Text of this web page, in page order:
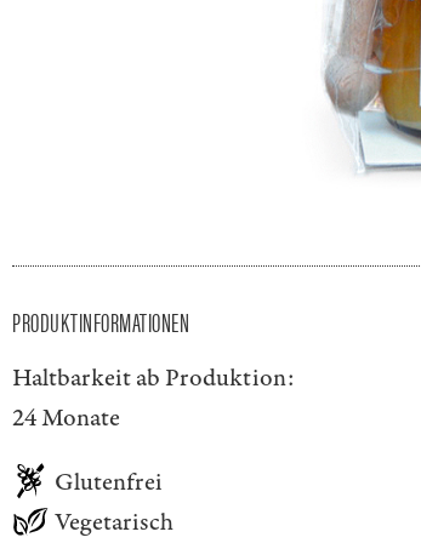
PRODUKTINFORMATIONEN
Haltbarkeit ab Produktion:
24 Monate
Glutenfrei
Vegetarisch